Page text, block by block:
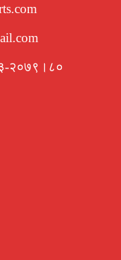
२०७९।८०